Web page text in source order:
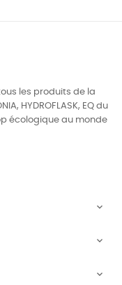
les produits de la
HYDROFLASK, EQ du
écologique au monde


